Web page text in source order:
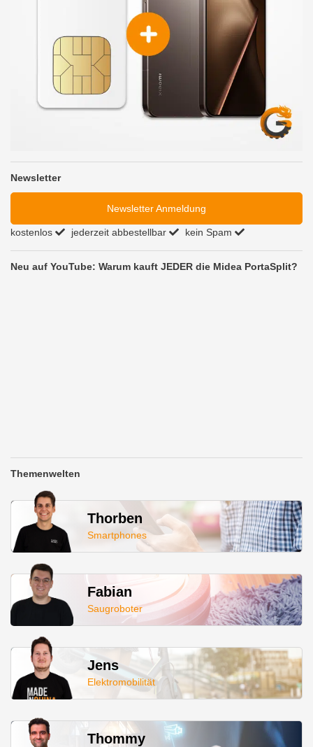
Newsletter
Newsletter Anmeldung
kostenlos jederzeit abbestellbar kein Spam
Neu auf YouTube: Warum kauft JEDER die Midea PortaSplit?
Themenwelten
Thorben
Smartphones
Fabian
Saugroboter
Jens
Elektromobilität
Thommy